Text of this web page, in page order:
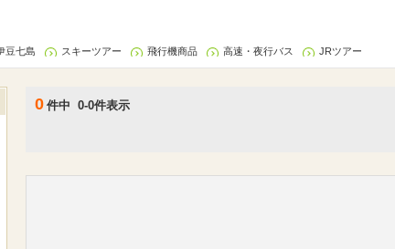
豆七島 スキーツアー 飛行機商品 高速・夜行バス JRツアー
0 件中 0-0件表示